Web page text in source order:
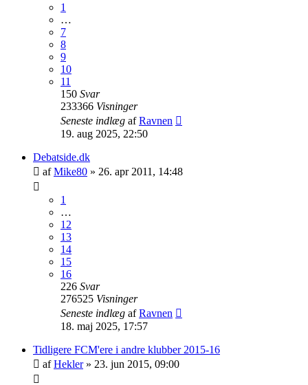
1
…
7
8
9
10
11
150 Svar
233366 Visninger
Seneste indlæg afRavnen
19. aug 2025, 22:50
Debatside.dk
afMike80 » 26. apr 2011, 14:48
1
…
12
13
14
15
16
226 Svar
276525 Visninger
Seneste indlæg afRavnen
18. maj 2025, 17:57
Tidligere FCM'ere i andre klubber 2015-16
afHekler» 23. jun 2015, 09:00